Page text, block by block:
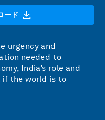
ード
urgency and
needed to
India’s role and
the world is to